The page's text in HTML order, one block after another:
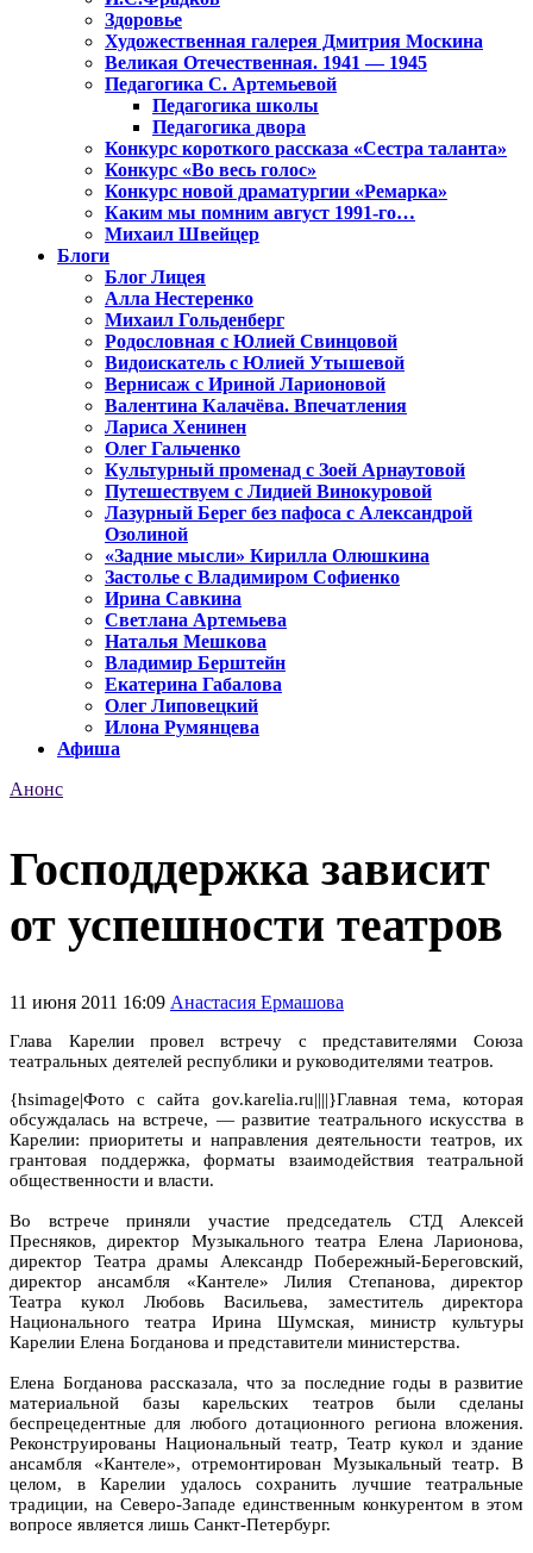
Здоровье
Художественная галерея Дмитрия Москина
Великая Отечественная. 1941 — 1945
Педагогика С. Артемьевой
Педагогика школы
Педагогика двора
Конкурс короткого рассказа «Сестра таланта»
Конкурс «Во весь голос»
Конкурс новой драматургии «Ремарка»
Каким мы помним август 1991-го…
Михаил Швейцер
Блоги
Блог Лицея
Алла Нестеренко
Михаил Гольденберг
Родословная с Юлией Свинцовой
Видоискатель с Юлией Утышевой
Вернисаж с Ириной Ларионовой
Валентина Калачёва. Впечатления
Лариса Хенинен
Олег Гальченко
Культурный променад с Зоей Арнаутовой
Путешествуем с Лидией Винокуровой
Лазурный Берег без пафоса с Александрой
Озолиной
«Задние мысли» Кирилла Олюшкина
Застолье с Владимиром Софиенко
Ирина Савкина
Светлана Артемьева
Наталья Мешкова
Владимир Берштейн
Екатерина Габалова
Олег Липовецкий
Илона Румянцева
Афиша
Анонс
Господдержка зависит
от успешности театров
11 июня 2011 16:09 Анастасия Ермашова
Глава Карелии провел встречу с представителями Союза
театральных деятелей республики и руководителями театров.
{hsimage|Фото с сайта gov.karelia.ru||||}Главная тема, которая
обсуждалась на встрече, — развитие театрального искусства в
Карелии: приоритеты и направления деятельности театров, их
грантовая поддержка, форматы взаимодействия театральной
общественности и власти.
Во встрече приняли участие председатель СТД Алексей
Пресняков, директор Музыкального театра Елена Ларионова,
директор Театра драмы Александр Побережный-Береговский,
директор ансамбля «Кантеле» Лилия Степанова, директор
Театра кукол Любовь Васильева, заместитель директора
Национального театра Ирина Шумская, министр культуры
Карелии Елена Богданова и представители министерства.
Елена Богданова рассказала, что за последние годы в развитие
материальной базы карельских театров были сделаны
беспрецедентные для любого дотационного региона вложения.
Реконструированы Национальный театр, Театр кукол и здание
ансамбля «Кантеле», отремонтирован Музыкальный театр. В
целом, в Карелии удалось сохранить лучшие театральные
традиции, на Северо-Западе единственным конкурентом в этом
вопросе является лишь Санкт-Петербург.